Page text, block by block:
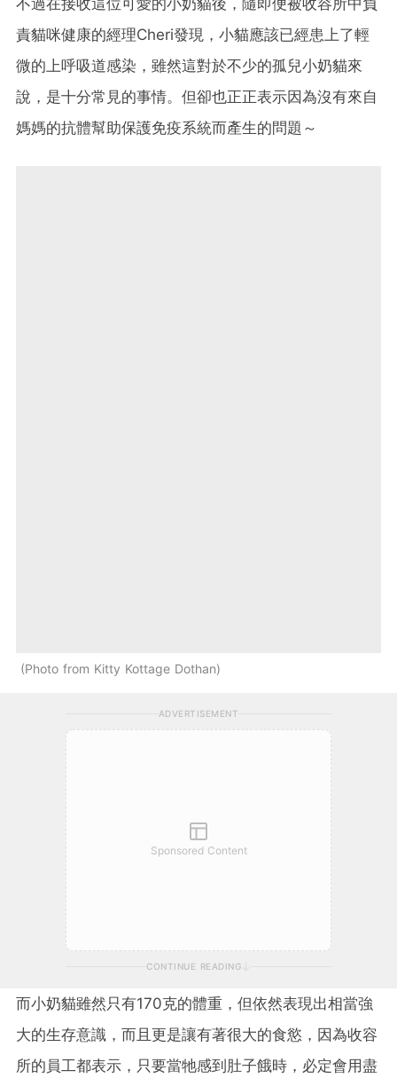
責貓咪健康的經理Cheri發現，小貓應該已經患上了輕
微的上呼吸道感染，雖然這對於不少的孤兒小奶貓來
說，是十分常見的事情。但卻也正正表示因為沒有來自
媽媽的抗體幫助保護免疫系統而產生的問題～
Photo from Kitty Kottage Dothan
ADVERTISEMENT
Sponsored Content
CONTINUE READING
而小奶貓雖然只有170克的體重，但依然表現出相當強
大的生存意識，而且更是讓有著很大的食慾，因為收容
所的員工都表示，只要當牠感到肚子餓時，必定會用盡